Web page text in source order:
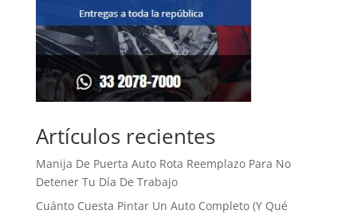
Artículos recientes
Manija De Puerta Auto Rota Reemplazo Para No
Detener Tu Día De Trabajo
Cuánto Cuesta Pintar Un Auto Completo (Y Qué